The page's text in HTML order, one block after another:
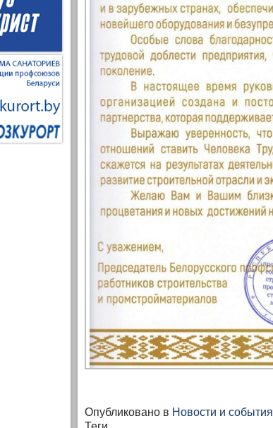
Опубликовано в Новости и события